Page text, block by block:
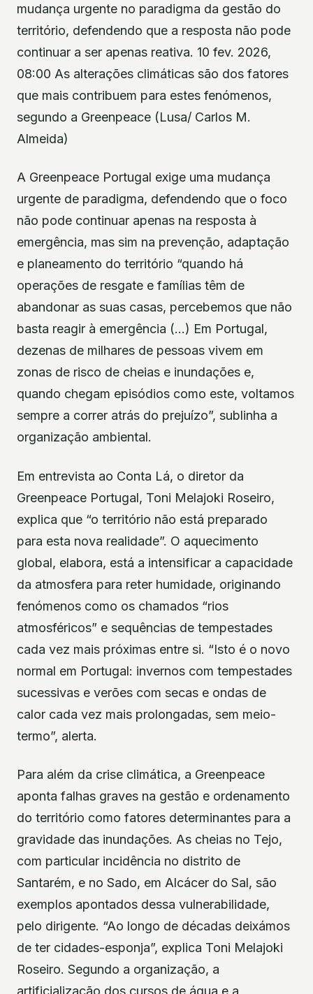
mudança urgente no paradigma da gestão do
território, defendendo que a resposta não pode
continuar a ser apenas reativa. 10 fev. 2026,
08:00 As alterações climáticas são dos fatores
que mais contribuem para estes fenómenos,
segundo a Greenpeace (Lusa/ Carlos M.
Almeida)
A Greenpeace Portugal exige uma mudança
urgente de paradigma, defendendo que o foco
não pode continuar apenas na resposta à
emergência, mas sim na prevenção, adaptação
e planeamento do território “quando há
operações de resgate e famílias têm de
abandonar as suas casas, percebemos que não
basta reagir à emergência (…) Em Portugal,
dezenas de milhares de pessoas vivem em
zonas de risco de cheias e inundações e,
quando chegam episódios como este, voltamos
sempre a correr atrás do prejuízo”, sublinha a
organização ambiental.
Em entrevista ao Conta Lá, o diretor da
Greenpeace Portugal, Toni Melajoki Roseiro,
explica que “o território não está preparado
para esta nova realidade”. O aquecimento
global, elabora, está a intensificar a capacidade
da atmosfera para reter humidade, originando
fenómenos como os chamados “rios
atmosféricos” e sequências de tempestades
cada vez mais próximas entre si. “Isto é o novo
normal em Portugal: invernos com tempestades
sucessivas e verões com secas e ondas de
calor cada vez mais prolongadas, sem meio-
termo”, alerta.
Para além da crise climática, a Greenpeace
aponta falhas graves na gestão e ordenamento
do território como fatores determinantes para a
gravidade das inundações. As cheias no Tejo,
com particular incidência no distrito de
Santarém, e no Sado, em Alcácer do Sal, são
exemplos apontados dessa vulnerabilidade,
pelo dirigente. “Ao longo de décadas deixámos
de ter cidades-esponja”, explica Toni Melajoki
Roseiro. Segundo a organização, a
artificialização dos cursos de água e a